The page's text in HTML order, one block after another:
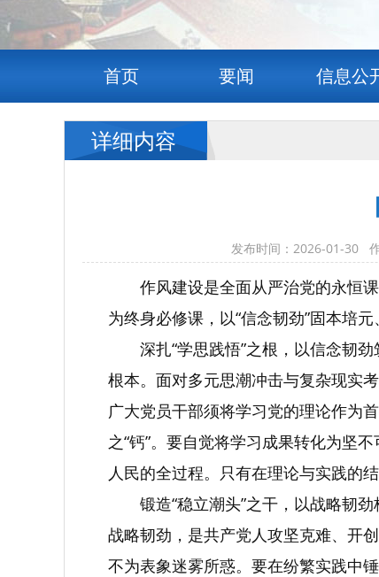
首页 要闻 信息公
详细内容
发布时间：2026-01-30
作风建设是全面从严治党的永恒
为终身必修课，以“信念韧劲”固本培
深扎“学思践悟”之根，以信念韧
根本。面对多元思潮冲击与复杂现实
广大党员干部须将学习党的理论作为
之“钙”。要自觉将学习成果转化为坚
人民的全过程。只有在理论与实践的
锻造“稳立潮头”之干，以战略韧
战略韧劲，是共产党人攻坚克难、开
不为表象迷雾所惑。要在纷繁实践中